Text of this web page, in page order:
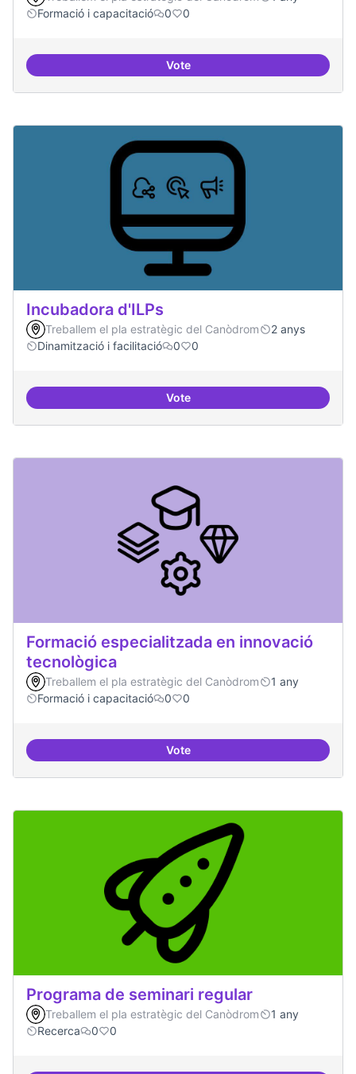
Formació i capacitació
0 0
VoteÀrees de formació definides i
Incubadora d'ILPs
Treballem el pla estratègic del Canòdrom
2 anys
Dinamització i facilitació
0 0
VoteIncubadora d'ILPs
Formació especialitzada en innovació
tecnològica
Treballem el pla estratègic del Canòdrom
1 any
Formació i capacitació
0 0
VoteFormació especialitzada en
Programa de seminari regular
Treballem el pla estratègic del Canòdrom
1 any
Recerca
0 0